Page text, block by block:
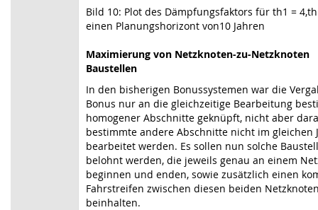
Bild 10: Plot des Dämpfungsfaktors für th1 =
einen Planungshorizont von10 Jahren
Maximierung von Netzknoten-zu-Netzknoten
Baustellen
In den bisherigen Bonussystemen war die
Bonus nur an die gleichzeitige Bearbeitung
homogener Abschnitte geknüpft, nicht aber
bestimmte andere Abschnitte nicht im gleichen
bearbeitet werden. Es sollen nun solche
belohnt werden, die jeweils genau an einem
beginnen und enden, sowie zusätzlich einen
Fahrstreifen zwischen diesen beiden
beinhalten.